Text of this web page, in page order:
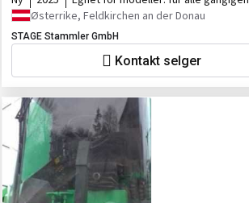
Modelle und Hersteller
Østerrike, Feldkirchen an der Donau
STAGE Stammler GmbH
Kontakt selger